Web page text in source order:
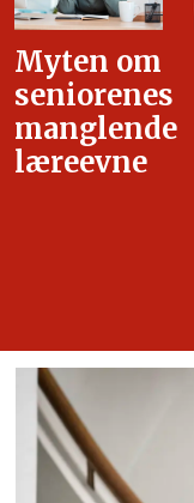
Fem
fallgruver
i BHT-
samarbeidet